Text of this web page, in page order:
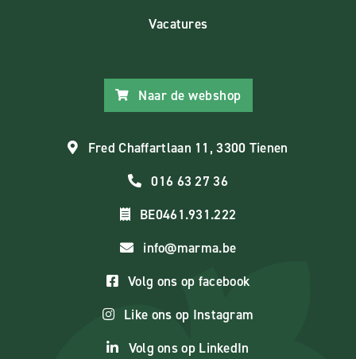
Vacatures
Naar de webshop
Fred Chaffartlaan 11, 3300 Tienen
016 63 27 36
BE0461.931.222
info@marma.be
Volg ons op facebook
Like ons op Instagram
Volg ons op LinkedIn